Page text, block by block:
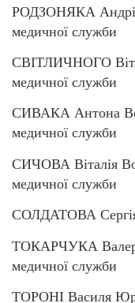
РОДЗОНЯКА
медичної служби
СВІТЛИЧНОГО
медичної служби
СИВАКА Антона
медичної служби
СИЧОВА Віталія
медичної служби
СОЛДАТОВА
ТОКАРЧУКА
медичної служби
ТОРОНІ Василя